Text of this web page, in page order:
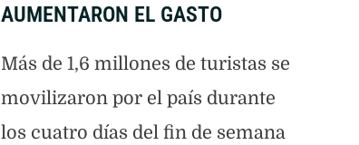
AUMENTARON EL GASTO
Más de 1,6 millones de turistas se
movilizaron por el país durante
los cuatro días del fin de semana